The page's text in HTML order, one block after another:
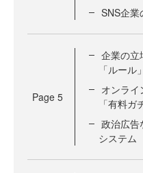
SNS企業
Page 5
企業の立
「ルール
オンライ
「有料ガ
政治広告
システム